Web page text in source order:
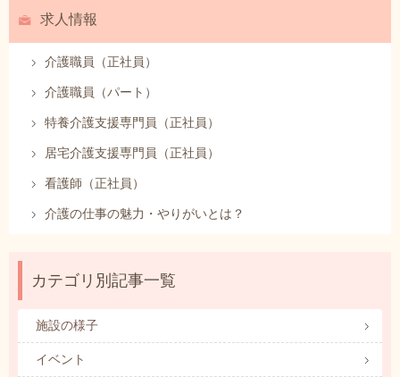
求人情報
介護職員（正社員）
介護職員（パート）
特養介護支援専門員（正社員）
居宅介護支援専門員（正社員）
看護師（正社員）
介護の仕事の魅力・やりがいとは？
カテゴリ別記事一覧
施設の様子
イベント